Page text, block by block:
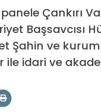
Çankırı
Başsavcısı
Şahin ve
ile idari ve